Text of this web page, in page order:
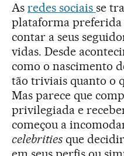
As redes sociais se
plataforma preferida
contar a seus
vidas. Desde
como o nascimento
tão triviais quanto o
Mas parece que
privilegiada e
começou a
celebritiesque